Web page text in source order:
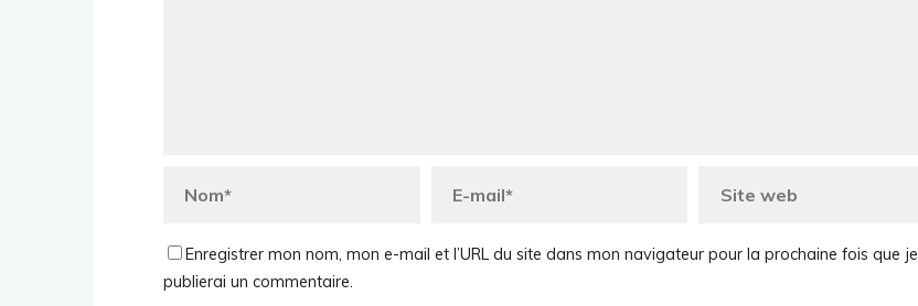
Enregistrer mon nom, mon e-mail et l’URL du site dans mon navigateur pour la prochaine fois que je
publierai un commentaire.